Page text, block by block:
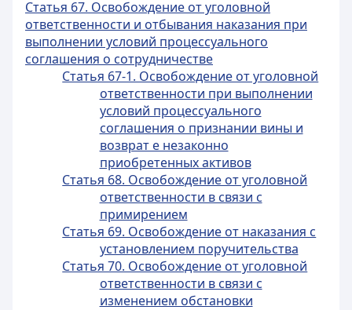
Статья 67. Освобождение от уголовной
ответственности и отбывания наказания при
выполнении условий процессуального
соглашения о сотрудничестве
Статья 67-1. Освобождение от уголовной
ответственности при выполнении
условий процессуального
соглашения о признании вины и
возврат е незаконно
приобретенных активов
Статья 68. Освобождение от уголовной
ответственности в связи с
примирением
Статья 69. Освобождение от наказания с
установлением поручительства
Статья 70. Освобождение от уголовной
ответственности в связи с
изменением обстановки